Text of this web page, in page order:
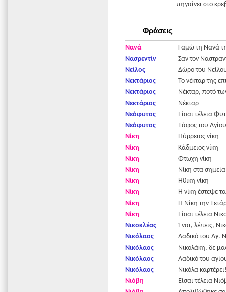
πηγαίνει στο
Φράσεις
Νανά
Γαμώ τη Νανά
Νασρεντίν
Σαν τον
Νείλος
Δώρο του
Νεκτάριος
Το νέκταρ της
Νεκτάριος
Νέκταρ, ποτό
Νεκτάριος
Νέκταρ
Νεόφυτος
Είσαι τέλεια
Νεόφυτος
Τάφος του
Νίκη
Πύρρειος νίκη
Νίκη
Κάδμειος νίκη
Νίκη
Φτωχή νίκη
Νίκη
Νίκη στα σημεία
Νίκη
Ηθική νίκη
Νίκη
Η νίκη έστεψε
Νίκη
Η Νίκη την
Νίκη
Είσαι τέλεια
Νικοκλέας
Έναι, λέπεις,
Νικόλαος
Λαδικό του Αγ.
Νικόλαος
Νικολάκη, δε
Νικόλαος
Λαδικό του
Νικόλαος
Νικόλα
Νιόβη
Είσαι τέλεια